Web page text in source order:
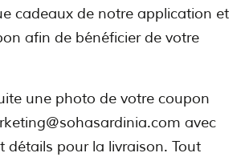
cadeaux de notre application et
afin de bénéficier de votre
une photo de votre coupon
avec
détails pour la livraison. Tout